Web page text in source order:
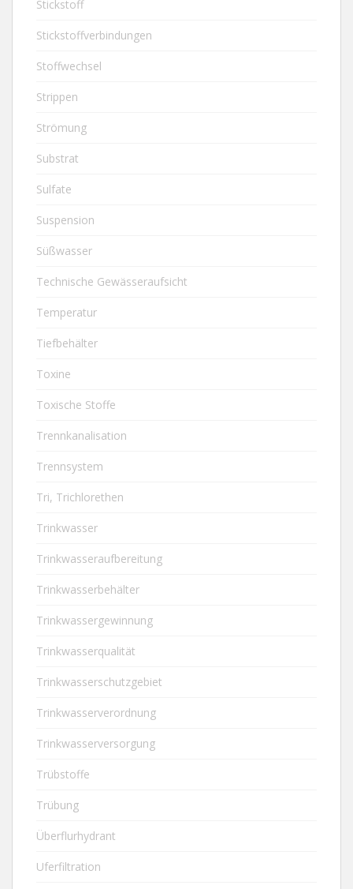
Stickstoff
Stickstoffverbindungen
Stoffwechsel
Strippen
Strömung
Substrat
Sulfate
Suspension
Süßwasser
Technische Gewässeraufsicht
Temperatur
Tiefbehälter
Toxine
Toxische Stoffe
Trennkanalisation
Trennsystem
Tri, Trichlorethen
Trinkwasser
Trinkwasseraufbereitung
Trinkwasserbehälter
Trinkwassergewinnung
Trinkwasserqualität
Trinkwasserschutzgebiet
Trinkwasserverordnung
Trinkwasserversorgung
Trübstoffe
Trübung
Überflurhydrant
Uferfiltration